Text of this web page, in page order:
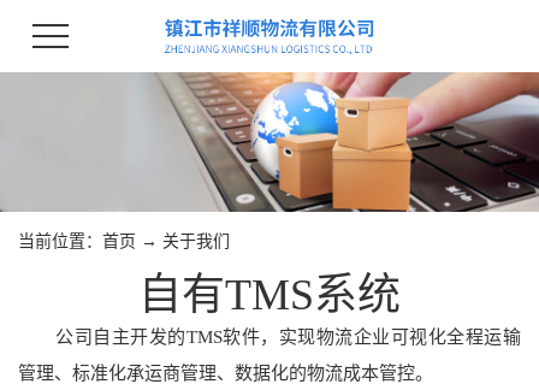
当前位置： 首页 → 关于我们
自有TMS系统
公司自主开发的TMS软件，实现物流企业可视化全程运输
管理、标准化承运商管理、数据化的物流成本管控。